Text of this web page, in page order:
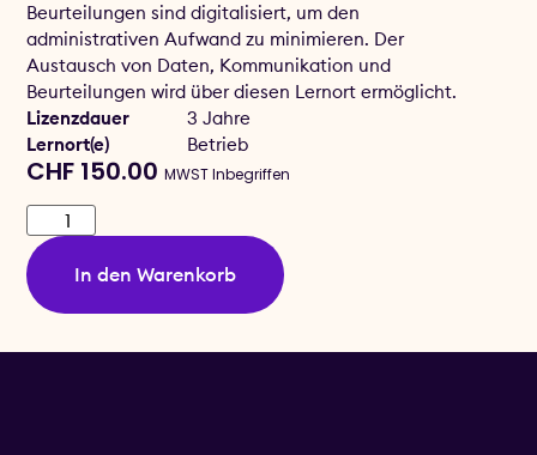
Beurteilungen sind digitalisiert, um den
administrativen Aufwand zu minimieren. Der
Austausch von Daten, Kommunikation und
Beurteilungen wird über diesen Lernort ermöglicht.
Lizenzdauer
3 Jahre
Lernort(e)
Betrieb
CHF 150.00 MWST Inbegriffen
In den Warenkorb